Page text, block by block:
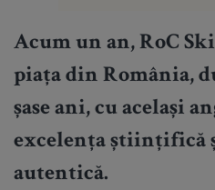
Acum un an, RoC
piața din România,
șase ani, cu același
excelența științifică
autentică.